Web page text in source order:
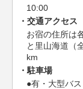
10:00
交通アクセス
お宿の住所は
と里山海道（
km
駐車場
●有・大型バ